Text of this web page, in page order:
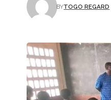
BYTOGO REGARD